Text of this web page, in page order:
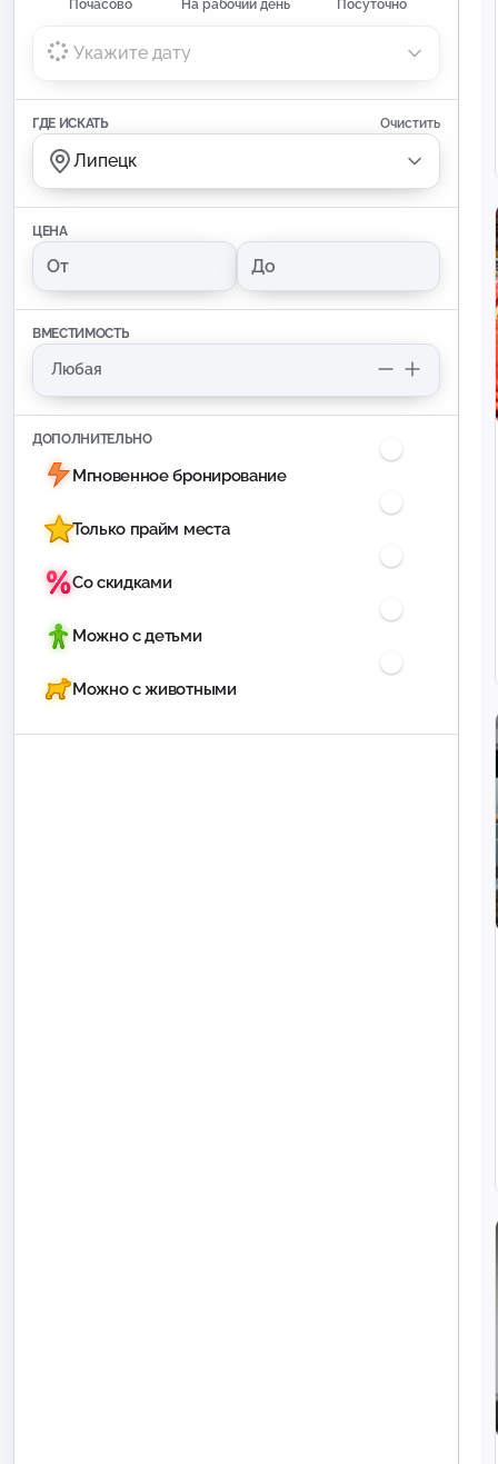
Почасово На рабочий день Посуточно
Укажите дату
ГДЕ ИСКАТЬ Очистить
Липецк
ЦЕНА
ВМЕСТИМОСТЬ
ДОПОЛНИТЕЛЬНО
Мгновенное бронирование
Только прайм места
Со скидками
Можно с детьми
Можно с животными